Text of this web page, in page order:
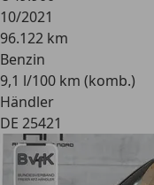
10/2021
96.122 km
Benzin
9,1 l/100 km (komb.)
Händler
DE 25421